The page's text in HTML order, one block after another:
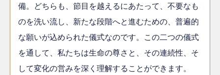
備。どちらも、節目を越えるにあたって、不要なも
のを洗い流し、新たな段階へと進むための、普遍的
な願いが込められた儀式なのです。この二つの儀式
を通して、私たちは生命の尊さと、その連続性、そ
して変化の営みを深く理解することができます。